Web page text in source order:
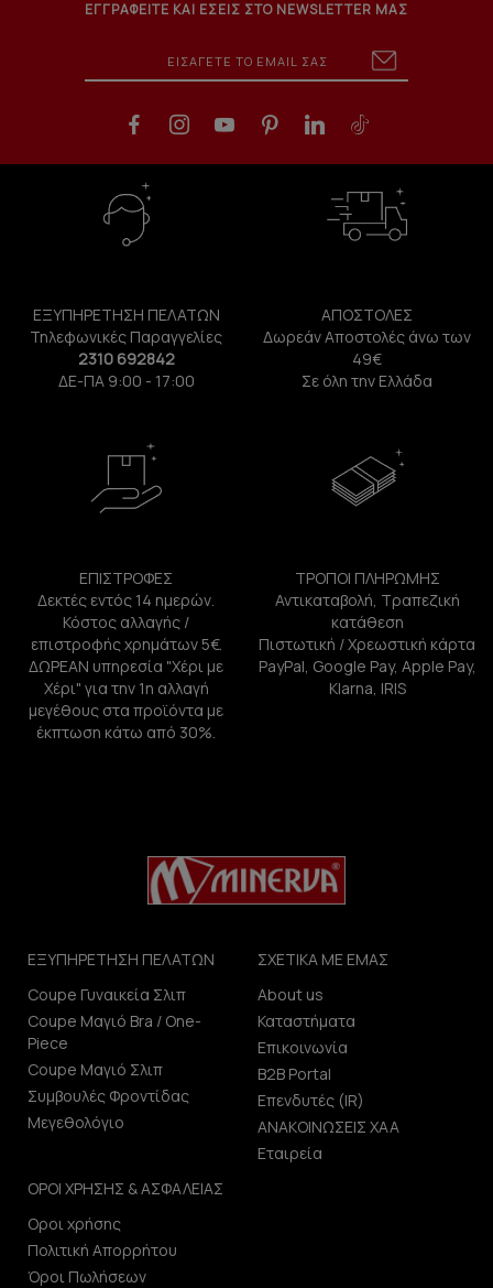
ΕΓΓΡΑΦΕΙΤΕ ΚΑΙ ΕΣΕΙΣ ΣΤΟ NEWSLETTER ΜΑΣ
ΕΞΥΠΗΡΕΤΗΣΗ ΠΕΛΑΤΩΝ
Τηλεφωνικές Παραγγελίες
2310 692842
ΔΕ-ΠΑ 9:00 - 17:00
ΑΠΟΣΤΟΛΕΣ
Δωρεάν Αποστολές άνω των
49€
Σε όλη την Ελλάδα
ΕΠΙΣΤΡΟΦΕΣ
Δεκτές εντός 14 ημερών.
Κόστος αλλαγής /
επιστροφής χρημάτων 5€.
ΔΩΡΕΑΝ υπηρεσία "Χέρι με
Χέρι" για την 1η αλλαγή
μεγέθους στα προϊόντα με
έκπτωση κάτω από 30%.
ΤΡΟΠΟΙ ΠΛΗΡΩΜΗΣ
Αντικαταβολή, Τραπεζική
κατάθεση
Πιστωτική / Χρεωστική κάρτα
PayPal, Google Pay, Apple Pay,
Klarna, IRIS
ΕΞΥΠΗΡΕΤΗΣΗ ΠΕΛΑΤΩΝ
Coupe Γυναικεία Σλιπ
Coupe Μαγιό Bra / One-
Piece
Coupe Μαγιό Σλιπ
Συμβουλές Φροντίδας
Μεγεθολόγιο
ΣΧΕΤΙΚΑ ΜΕ ΕΜΑΣ
About us
Καταστήματα
Επικοινωνία
B2B Portal
Επενδυτές (IR)
ΑΝΑΚΟΙΝΩΣΕΙΣ ΧΑΑ
Εταιρεία
ΟΡΟΙ ΧΡΗΣΗΣ & ΑΣΦΑΛΕΙΑΣ
Οροι χρήσης
Πολιτική Απορρήτου
Όροι Πωλήσεων